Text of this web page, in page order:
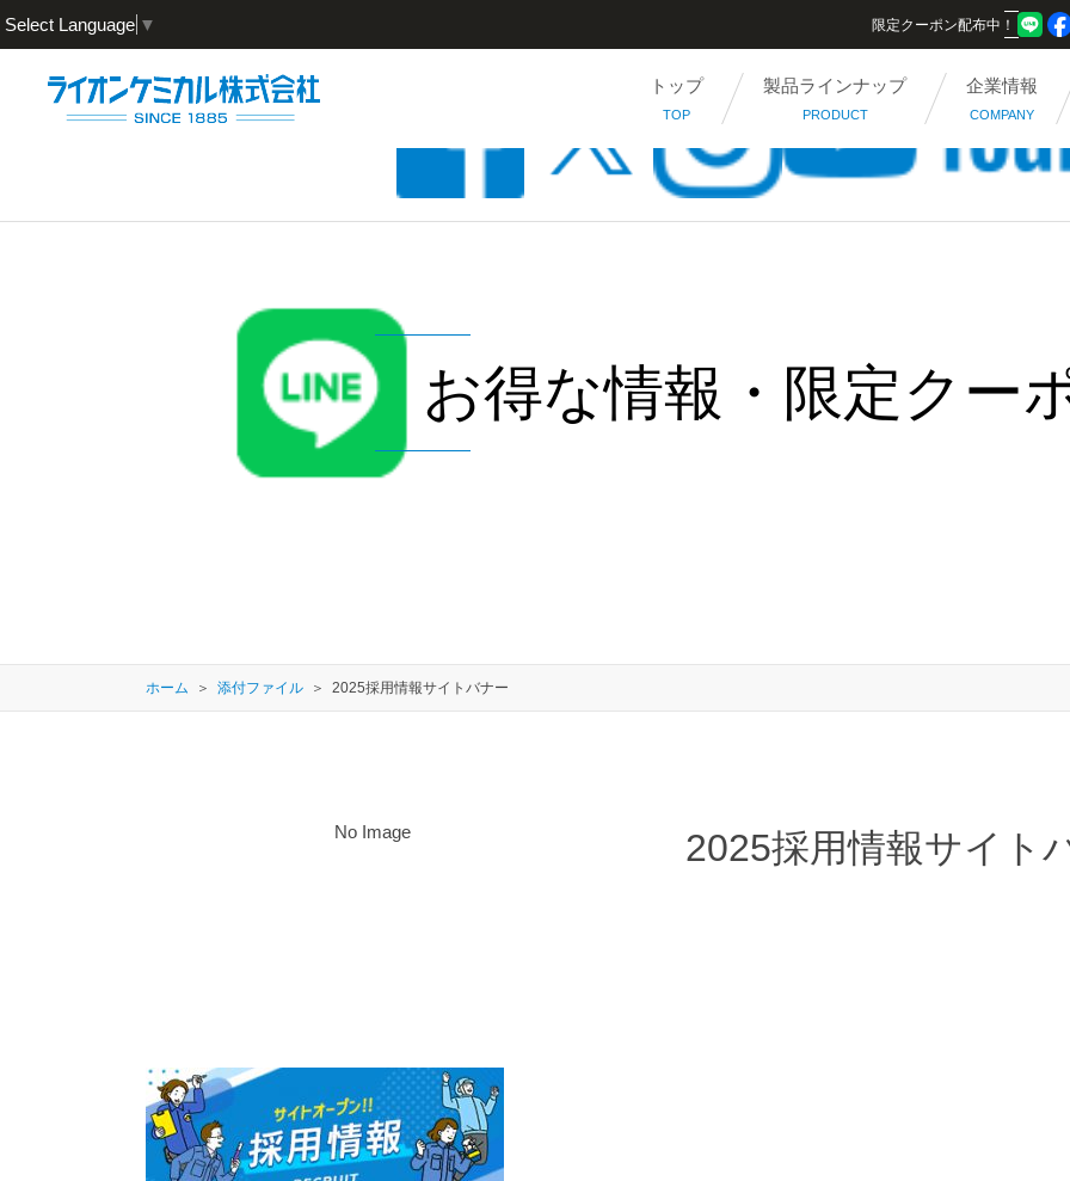
Select Language ▼ 限定クーポン配布中！
トップ
TOP
製品ラインナップ
PRODUCT
企業情報
COMPANY
お得な情報・限定クー
ホーム 添付ファイル 2025採用情報サイトバナー
No Image 2025採用情報サイト